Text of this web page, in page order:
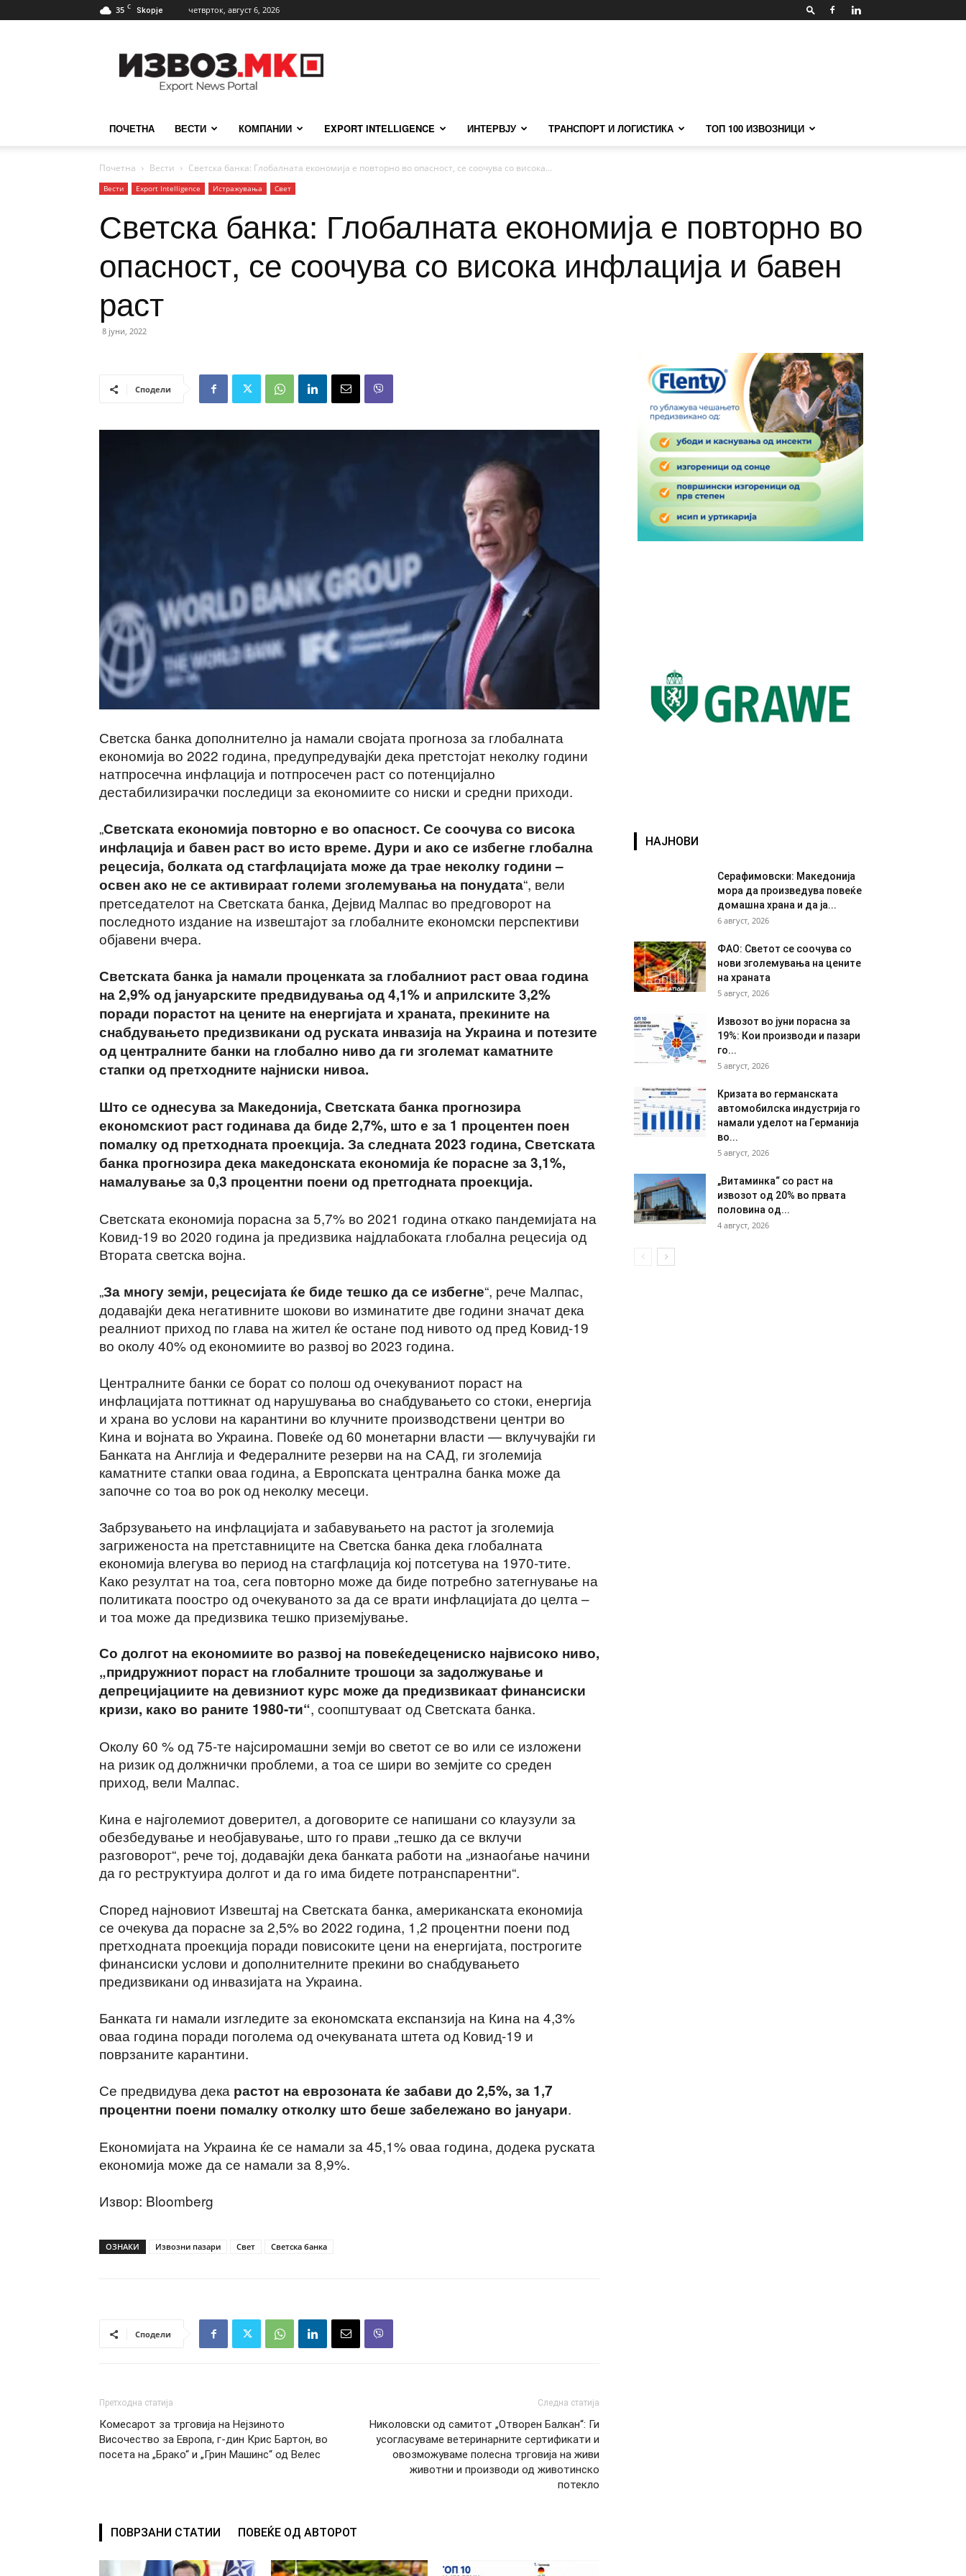
35 C Skopje четврток, август 6, 2026
ПОЧЕТНА ВЕСТИ КОМПАНИИ EXPORT INTELLIGENCE ИНТЕРВЈУ ТРАНСПОРТ И ЛОГИСТИКА ТОП 100 ИЗВОЗНИЦИ
Почетна Вести Светска банка: Глобалната економија е повторно во опасност, се соочува со висока...
Вести Еxport Intelligence Истражувања Свет
Светска банка: Глобалната економија е повторно во
опасност, се соочува со висока инфлација и бавен
раст
8 јуни, 2022
Сподели
Светска банка дополнително ја намали својата прогноза за глобалната
економија во 2022 година, предупредувајќи дека претстојат неколку години
натпросечна инфлација и потпросечен раст со потенцијално
дестабилизирачки последици за економиите со ниски и средни приходи.
„Светската економија повторно е во опасност. Се соочува со висока
инфлација и бавен раст во исто време. Дури и ако се избегне глобална
рецесија, болката од стагфлацијата може да трае неколку години –
освен ако не се активираат големи зголемувања на понудата“, вели
претседателот на Светската банка, Дејвид Малпас во предговорот на
последното издание на извештајот за глобалните економски перспективи
објавени вчера.
Светската банка ја намали проценката за глобалниот раст оваа година
на 2,9% од јануарските предвидувања од 4,1% и априлските 3,2%
поради порастот на цените на енергијата и храната, прекините на
снабдувањето предизвикани од руската инвазија на Украина и потезите
од централните банки на глобално ниво да ги зголемат каматните
стапки од претходните најниски нивоа.
Што се однесува за Македонија, Светската банка прогнозира
економскиот раст годинава да биде 2,7%, што е за 1 процентен поен
помалку од претходната проекција. За следната 2023 година, Светската
банка прогнозира дека македонската економија ќе порасне за 3,1%,
намалување за 0,3 процентни поени од претгодната проекција.
Светската економија порасна за 5,7% во 2021 година откако пандемијата на
Ковид-19 во 2020 година ја предизвика најдлабоката глобална рецесија од
Втората светска војна.
„За многу земји, рецесијата ќе биде тешко да се избегне“, рече Малпас,
додавајќи дека негативните шокови во изминатите две години значат дека
реалниот приход по глава на жител ќе остане под нивото од пред Ковид-19
во околу 40% од економиите во развој во 2023 година.
Централните банки се борат со полош од очекуваниот пораст на
инфлацијата поттикнат од нарушувања во снабдувањето со стоки, енергија
и храна во услови на карантини во клучните производствени центри во
Кина и војната во Украина. Повеќе од 60 монетарни власти — вклучувајќи ги
Банката на Англија и Федералните резерви на на САД, ги зголемија
каматните стапки оваа година, а Европската централна банка може да
започне со тоа во рок од неколку месеци.
Забрзувањето на инфлацијата и забавувањето на растот ја зголемија
загриженоста на претставниците на Светска банка дека глобалната
економија влегува во период на стагфлација кој потсетува на 1970-тите.
Како резултат на тоа, сега повторно може да биде потребно затегнување на
политиката поостро од очекуваното за да се врати инфлацијата до целта –
и тоа може да предизвика тешко приземјување.
Со долгот на економиите во развој на повеќедецениско највисоко ниво,
„придружниот пораст на глобалните трошоци за задолжување и
депрецијациите на девизниот курс може да предизвикаат финансиски
кризи, како во раните 1980-ти“, соопштуваат од Светската банка.
Околу 60 % од 75-те најсиромашни земји во светот се во или се изложени
на ризик од должнички проблеми, а тоа се шири во земјите со среден
приход, вели Малпас.
Кина е најголемиот доверител, а договорите се напишани со клаузули за
обезбедување и необјавување, што го прави „тешко да се вклучи
разговорот“, рече тој, додавајќи дека банката работи на „изнаоѓање начини
да го реструктуира долгот и да го има бидете потранспарентни“.
Според најновиот Извештај на Светската банка, американската економија
се очекува да порасне за 2,5% во 2022 година, 1,2 процентни поени под
претходната проекција поради повисоките цени на енергијата, построгите
финансиски услови и дополнителните прекини во снабдувањето
предизвикани од инвазијата на Украина.
Банката ги намали изгледите за економската експанзија на Кина на 4,3%
оваа година поради поголема од очекуваната штета од Ковид-19 и
поврзаните карантини.
Се предвидува дека растот на еврозоната ќе забави до 2,5%, за 1,7
процентни поени помалку отколку што беше забележано во јануари.
Економијата на Украина ќе се намали за 45,1% оваа година, додека руската
економија може да се намали за 8,9%.
Извор: Bloomberg
ОЗНАКИ Извозни пазари Свет Светска банка
Сподели
Претходна статија
Комесарот за трговија на Нејзиното
Височество за Европа, г-дин Крис Бартон, во
посета на „Брако“ и „Грин Машинс“ од Велес
Следна статија
Николовски од самитот „Отворен Балкан“: Ги
усогласуваме ветеринарните сертификати и
овозможуваме полесна трговија на живи
животни и производи од животинско
потекло
ПОВРЗАНИ СТАТИИ ПОВЕЌЕ ОД АВТОРОТ
НАЈНОВИ
Серафимовски: Македонија
мора да произведува повеќе
домашна храна и да ја...
6 август, 2026
ФАО: Светот се соочува со
нови зголемувања на цените
на храната
5 август, 2026
Извозот во јуни порасна за
19%: Кои производи и пазари
го...
5 август, 2026
Кризата во германската
автомобилска индустрија го
намали уделот на Германија
во...
5 август, 2026
„Витаминка“ со раст на
извозот од 20% во првата
половина од...
4 август, 2026